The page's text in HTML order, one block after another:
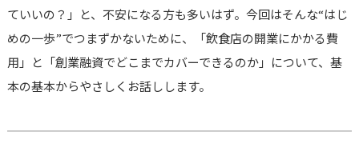
ていいの？」と、不安になる方も多いはず。今回はそんな“はじ
めの一歩”でつまずかないために、「飲食店の開業にかかる費
用」と「創業融資でどこまでカバーできるのか」について、基
本の基本からやさしくお話しします。